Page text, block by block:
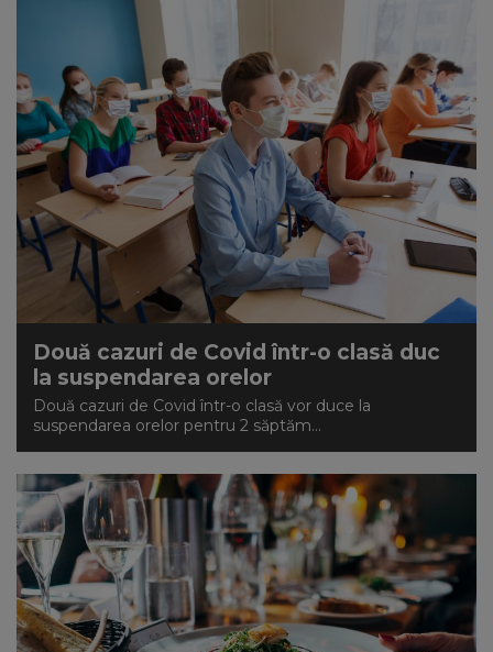
Două cazuri de Covid într-o clasă duc
la suspendarea orelor
Două cazuri de Covid într-o clasă vor duce la
suspendarea orelor pentru 2 săptăm...